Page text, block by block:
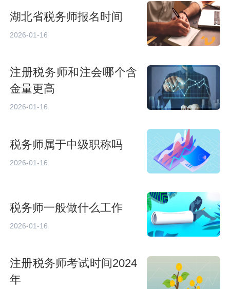
湖北省税务师报名时间
2026-01-16
注册税务师和注会哪个含
金量更高
2026-01-16
税务师属于中级职称吗
2026-01-16
税务师一般做什么工作
2026-01-16
注册税务师考试时间2024
年